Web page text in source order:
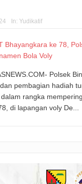
In: Yudikatif
Polsek
pembagian hadiah
rangka
di lapangan voly De...